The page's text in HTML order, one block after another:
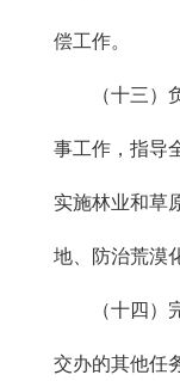
偿工作。
（十三）负
事工作，指导
实施林业和草
地、防治荒漠
（十四）完
交办的其他任